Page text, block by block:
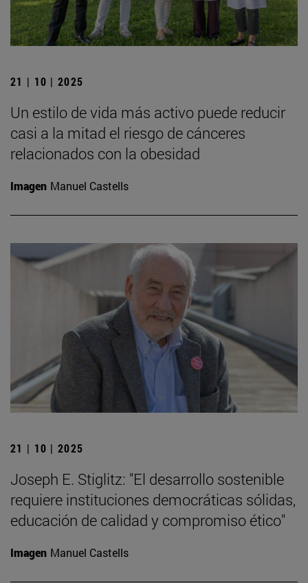
21 | 10 | 2025
Un estilo de vida más activo puede reducir
casi a la mitad el riesgo de cánceres
relacionados con la obesidad
Imagen Manuel Castells
21 | 10 | 2025
Joseph E. Stiglitz: "El desarrollo sostenible
requiere instituciones democráticas sólidas,
educación de calidad y compromiso ético"
Imagen Manuel Castells